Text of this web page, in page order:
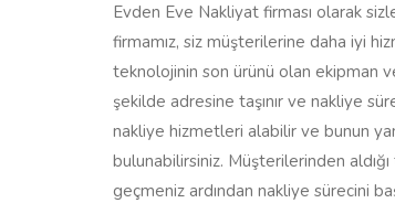
Evden Eve Nakliyat firması olarak
firmamız, siz müşterilerine daha iyi
teknolojinin son ürünü olan ekipman
şekilde adresine taşınır ve nakliye
nakliye hizmetleri alabilir ve bunun
bulunabilirsiniz. Müşterilerinden
geçmeniz ardından nakliye sürecini